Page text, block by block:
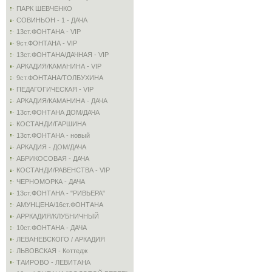
ПАРК ШЕВЧЕНКО
СОВИНЬОН - 1 - ДАЧА
13ст.ФОНТАНА - VIP
9ст.ФОНТАНА - VIP
13ст.ФОНТАНА/ДАЧНАЯ - VIP
АРКАДИЯ/КАМАНИНА - VIP
9ст.ФОНТАНА/ТОЛБУХИНА
ПЕДАГОГИЧЕСКАЯ - VIP
АРКАДИЯ/КАМАНИНА - ДАЧА
13ст.ФОНТАНА ДОМ/ДАЧА
КОСТАНДИ/ГАРШИНА
13ст.ФОНТАНА - новый
АРКАДИЯ - ДОМ/ДАЧА
АБРИКОСОВАЯ - ДАЧА
КОСТАНДИ/РАВЕНСТВА - VIP
ЧЕРНОМОРКА - ДАЧА
13ст.ФОНТАНА - "РИВЬЕРА"
АМУНЦЕНА/16ст.ФОНТАНА
АРРКАДИЯ/КЛУБНИЧНЫЙ
10ст.ФОНТАНА - ДАЧА
ЛЕВАНЕВСКОГО / АРКАДИЯ
ЛЬВОВСКАЯ - Коттедж
ТАИРОВО - ЛЕВИТАНА